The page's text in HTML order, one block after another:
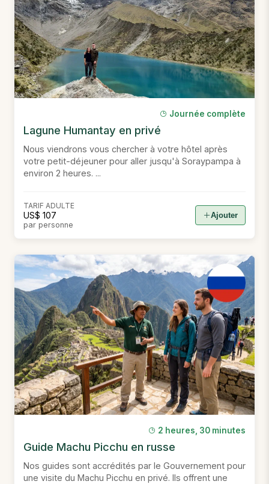
Journée complète
Lagune Humantay en privé
Nous viendrons vous chercher à votre hôtel après
votre petit-déjeuner pour aller jusqu'à Soraypampa à
environ 2 heures. ...
TARIF ADULTE
US$ 107
par personne
Ajouter
2 heures, 30 minutes
Guide Machu Picchu en russe
Nos guides sont accrédités par le Gouvernement pour
une visite du Machu Picchu en privé. Ils offrent une